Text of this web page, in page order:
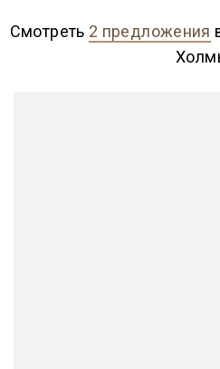
Смотреть 2 предложения